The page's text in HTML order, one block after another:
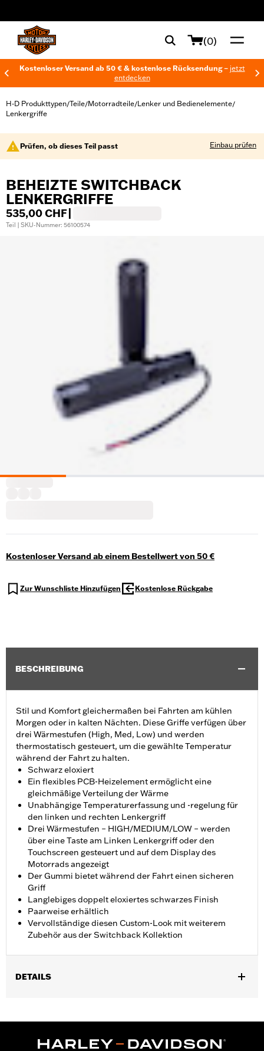
(0)
Kostenloser Versand ab 50 € & kostenlose Rücksendung – jetzt
entdecken
H-D Produkttypen/Teile/Motorradteile/Lenker und Bedienelemente/
Lenkergriffe
Prüfen, ob dieses Teil passt Einbau prüfen
BEHEIZTE SWITCHBACK
LENKERGRIFFE
535,00 CHF
Teil | SKU-Nummer: 56100574
Kostenloser Versand ab einem Bestellwert von 50 €
Zur Wunschliste Hinzufügen Kostenlose Rückgabe
BESCHREIBUNG
Stil und Komfort gleichermaßen bei Fahrten am kühlen
Morgen oder in kalten Nächten. Diese Griffe verfügen über
drei Wärmestufen (High, Med, Low) und werden
thermostatisch gesteuert, um die gewählte Temperatur
während der Fahrt zu halten.
Schwarz eloxiert
Ein flexibles PCB-Heizelement ermöglicht eine
gleichmäßige Verteilung der Wärme
Unabhängige Temperaturerfassung und -regelung für
den linken und rechten Lenkergriff
Drei Wärmestufen – HIGH/MEDIUM/LOW – werden
über eine Taste am Linken Lenkergriff oder den
Touchscreen gesteuert und auf dem Display des
Motorrads angezeigt
Der Gummi bietet während der Fahrt einen sicheren
Griff
Langlebiges doppelt eloxiertes schwarzes Finish
Paarweise erhältlich
Vervollständige diesen Custom-Look mit weiterem
Zubehör aus der Switchback Kollektion
DETAILS
Modelle ’26. Für den Anbau an einigen Street Glide und Road